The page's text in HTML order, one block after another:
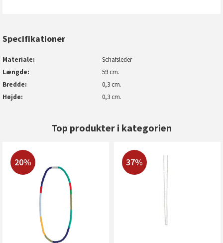
Specifikationer
Materiale
Schafsleder
Længde
59 cm.
Bredde
0,3 cm.
Højde
0,3 cm.
Top produkter i kategorien
20% 37%